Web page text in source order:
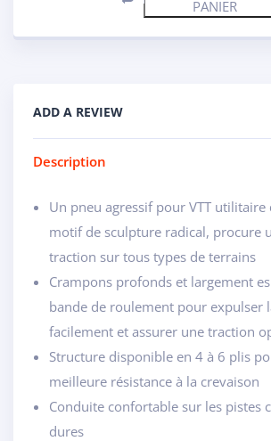
PANIER
ADD A REVIEW
Description
Un pneu agressif pour VTT utilitaire
motif de sculpture radical, procure
traction sur tous types de terrains
Crampons profonds et largement
bande de roulement pour expulser
facilement et assurer une traction
Structure disponible en 4 à 6 plis
meilleure résistance à la crevaison
Conduite confortable sur les pistes
dures